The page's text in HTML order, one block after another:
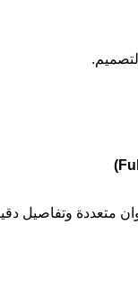
متعددة وتفاصيل